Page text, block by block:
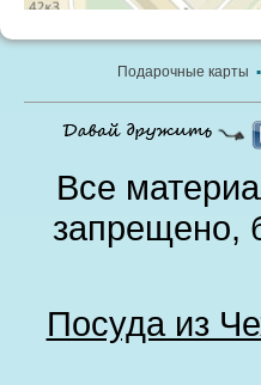
Подарочные карты ▪
Все
запрещено,
Посуда из